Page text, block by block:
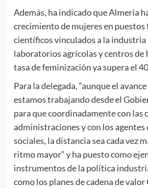
Además, ha indicado que Almería
crecimiento de mujeres en puestos
científicos vinculados a la industria
laboratorios agrícolas y centros de
tasa de feminización ya supera el
Para la delegada, “aunque el
estamos trabajando desde el
para que coordinadamente con las
administraciones y con los agentes
sociales, la distancia sea cada vez
ritmo mayor” y ha puesto como
instrumentos de la política
como los planes de cadena de valor